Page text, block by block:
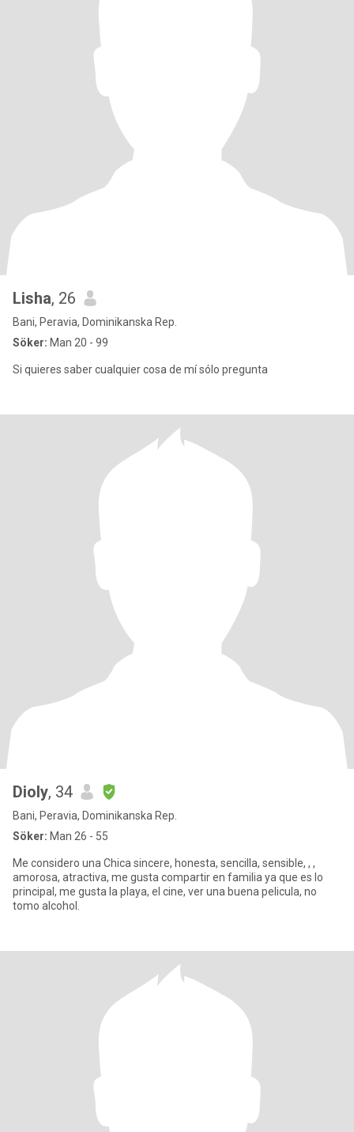
Lisha, 26
Bani, Peravia, Dominikanska Rep.
Söker: Man 20 - 99
Si quieres saber cualquier cosa de mí sólo pregunta
Dioly, 34
Bani, Peravia, Dominikanska Rep.
Söker: Man 26 - 55
Me considero una Chica sincere, honesta, sencilla, sensible, , ,
amorosa, atractiva, me gusta compartir en familia ya que es lo
principal, me gusta la playa, el cine, ver una buena pelicula, no
tomo alcohol.